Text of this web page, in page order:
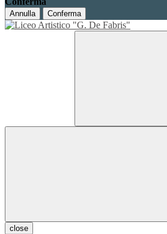
Annulla Conferma
close